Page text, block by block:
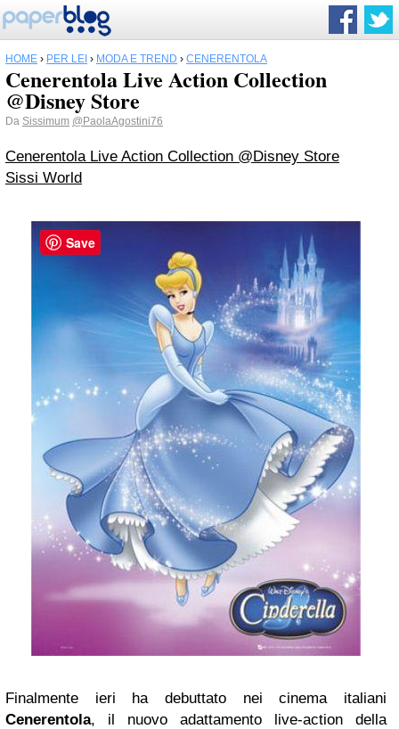
HOME › PER LEI › MODA E TREND › CENERENTOLA
Cenerentola Live Action Collection
@Disney Store
Da Sissimum @PaolaAgostini76
Cenerentola Live Action Collection @Disney Store
Sissi World
Finalmente ieri ha debuttato nei cinema italiani
Cenerentola, il nuovo adattamento live-action della
Save